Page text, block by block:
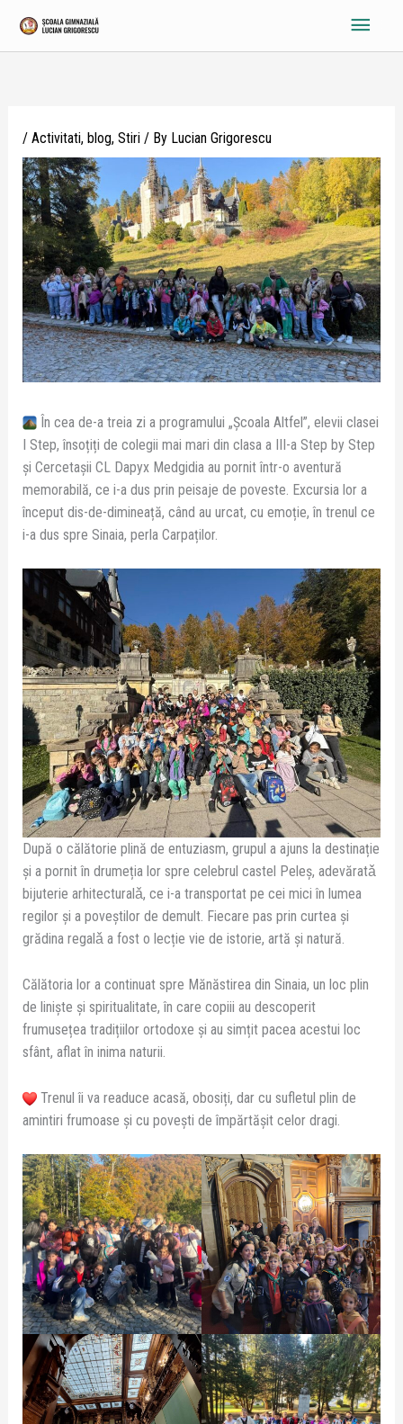
content
Main
/ Activitati, blog, Stiri/ By Lucian Grigorescu
În cea de-a treia zi a programului „Școala Altfel”, elevii clasei
I Step, însoțiți de colegii mai mari din clasa a III-a Step by Step
și Cercetașii CL Dapyx Medgidia au pornit într-o aventură
memorabilă, ce i-a dus prin peisaje de poveste. Excursia lor a
început dis-de-dimineață, când au urcat, cu emoție, în trenul ce
i-a dus spre Sinaia, perla Carpaților.
După o călătorie plină de entuziasm, grupul a ajuns la destinație
și a pornit în drumeția lor spre celebrul castel Peleș, adevăratǎ
bijuterie arhitecturalǎ, ce i-a transportat pe cei mici în lumea
regilor și a poveștilor de demult. Fiecare pas prin curtea și
grădina regalǎ a fost o lecție vie de istorie, artă și natură.
Călătoria lor a continuat spre Mănăstirea din Sinaia, un loc plin
de liniște și spiritualitate, în care copiii au descoperit
frumusețea tradițiilor ortodoxe și au simțit pacea acestui loc
sfânt, aflat în inima naturii.
Trenul îi va readuce acasă, obosiți, dar cu sufletul plin de
amintiri frumoase și cu povești de împărtășit celor dragi.